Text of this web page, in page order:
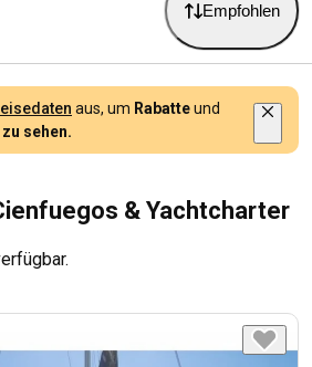
Empfohlen
aus, um Rabatteund
sehen.
& Yachtcharter